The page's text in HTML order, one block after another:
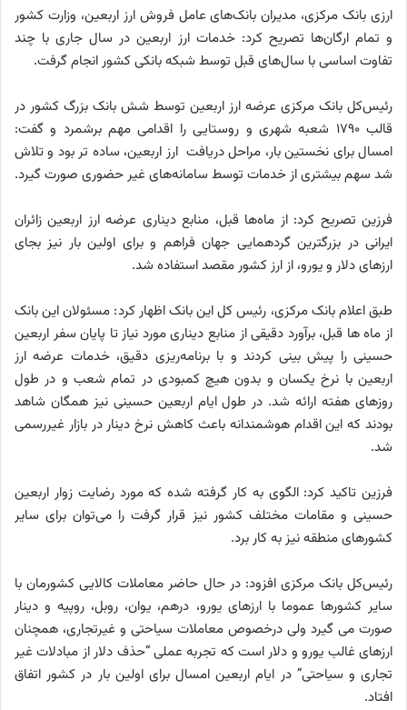
ارزی بانک مرکزی، مدیران بانک‌های عامل فروش ارز اربعین، وزارت کشور
و تمام ارگان‌ها تصریح کرد: خدمات ارز اربعین در سال جاری با چند
تفاوت اساسی با سال‌های قبل توسط شبکه بانکی کشور انجام گرفت.
رئیس‌کل بانک مرکزی عرضه ارز اربعین توسط شش بانک بزرگ کشور در
قالب ۱۷۹۰ شعبه شهری و روستایی را اقدامی مهم برشمرد و گفت:
امسال برای نخستین بار، مراحل دریافت ارز اربعین، ساده تر بود و تلاش
شد سهم بیشتری از خدمات توسط سامانه‌های غیر حضوری صورت گیرد.
فرزین تصریح کرد: از ماه‌ها قبل، منابع دیناری عرضه ارز اربعین زائران
ایرانی در بزرگترین گردهمایی جهان فراهم و برای اولین بار نیز بجای
ارزهای دلار و یورو، از ارز کشور مقصد استفاده شد.
طبق اعلام بانک مرکزی، رئیس کل این بانک اظهار کرد: مسئولان این بانک
از ماه ها قبل، برآورد دقیقی از منابع دیناری مورد نیاز تا پایان سفر اربعین
حسینی را پیش بینی کردند و با برنامه‌ریزی دقیق، خدمات عرضه ارز
اربعین با نرخ یکسان و بدون هیچ کمبودی در تمام شعب و در طول
روزهای هفته ارائه شد. در طول ایام اربعین حسینی نیز همگان شاهد
بودند که این اقدام هوشمندانه باعث کاهش نرخ دینار در بازار غیررسمی
شد.
فرزین تاکید کرد: الگوی به کار گرفته شده که مورد رضایت زوار اربعین
حسینی و مقامات مختلف کشور نیز قرار گرفت را می‌توان برای سایر
کشورهای منطقه نیز به کار برد.
رئیس‌کل بانک مرکزی افزود: در حال حاضر معاملات کالایی کشورمان با
سایر کشورها عموما با ارزهای یورو، درهم، یوان، روبل، روپیه و دینار
صورت می گیرد ولی درخصوص معاملات سیاحتی و غیرتجاری، همچنان
ارزهای غالب یورو و دلار است که تجربه عملی “حذف دلار از مبادلات غیر
تجاری و سیاحتی” در ایام اربعین امسال برای اولین بار در کشور اتفاق
افتاد.